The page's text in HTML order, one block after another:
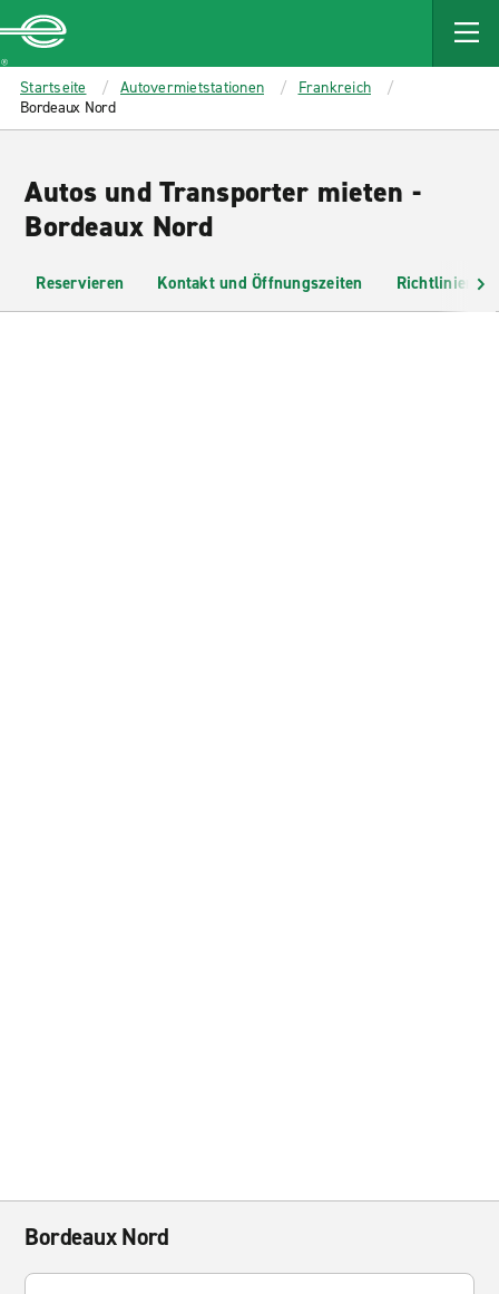
MAIN
CONTENT
Enterprise
Startseite Autovermietstationen
Frankreich
Bordeaux Nord
Autos und Transporter mieten -
Bordeaux Nord
Reservieren Kontakt und Öffnungszeiten Richtlinien
Bordeaux Nord